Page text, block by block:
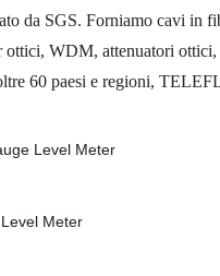
da SGS. Forniamo cavi in
WDM, attenuatori
60 paesi e regioni,